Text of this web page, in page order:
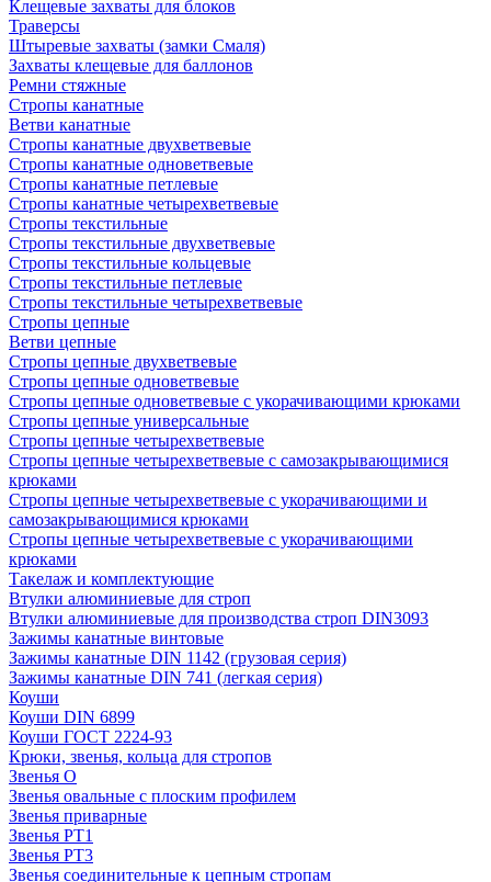
Клещевые захваты для блоков
Траверсы
Штыревые захваты (замки Смаля)
Захваты клещевые для баллонов
Ремни стяжные
Стропы канатные
Ветви канатные
Стропы канатные двухветвевые
Стропы канатные одноветвевые
Стропы канатные петлевые
Стропы канатные четырехветвевые
Стропы текстильные
Стропы текстильные двухветвевые
Стропы текстильные кольцевые
Стропы текстильные петлевые
Стропы текстильные четырехветвевые
Стропы цепные
Ветви цепные
Стропы цепные двухветвевые
Стропы цепные одноветвевые
Стропы цепные одноветвевые с укорачивающими крюками
Стропы цепные универсальные
Стропы цепные четырехветвевые
Стропы цепные четырехветвевые с самозакрывающимися
крюками
Стропы цепные четырехветвевые с укорачивающими и
самозакрывающимися крюками
Стропы цепные четырехветвевые с укорачивающими
крюками
Такелаж и комплектующие
Втулки алюминиевые для строп
Втулки алюминиевые для производства строп DIN3093
Зажимы канатные винтовые
Зажимы канатные DIN 1142 (грузовая серия)
Зажимы канатные DIN 741 (легкая серия)
Коуши
Коуши DIN 6899
Коуши ГОСТ 2224-93
Крюки, звенья, кольца для стропов
Звенья О
Звенья овальные с плоским профилем
Звенья приварные
Звенья РТ1
Звенья РТ3
Звенья соединительные к цепным стропам